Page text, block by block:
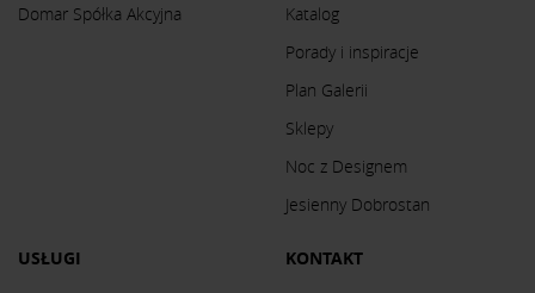
Domar Spółka Akcyjna
Katalog
Porady i inspiracje
Plan Galerii
Sklepy
Noc z Designem
Jesienny Dobrostan
USŁUGI KONTAKT